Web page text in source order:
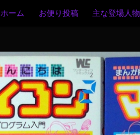
ホーム お便り投稿 主な登場人物